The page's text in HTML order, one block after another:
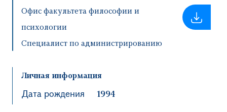
Офис факультета философии и
психологии
Специалист по администрированию
Личная информация
Дата рождения 1994